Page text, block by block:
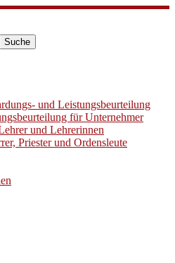
und Leistungsbeurteilung
für Unternehmer
und Lehrerinnen
Priester und Ordensleute